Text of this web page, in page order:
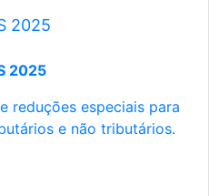
2025
2025
reduções especiais para
e não tributários.